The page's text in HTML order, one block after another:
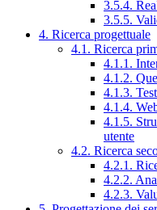
3.5.4.
3.5.5.
4. Ricerca progettuale
4.1. Ricerca
4.1.1.
4.1.2.
4.1.3.
4.1.4.
4.1.5.
utente
4.2. Ricerca
4.2.1.
4.2.2.
4.2.3.